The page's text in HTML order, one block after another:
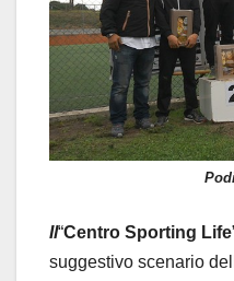
Il“Centro Sporting Life
suggestivo scenario